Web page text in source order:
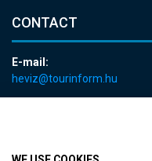
CONTACT
E-mail:
heviz@tourinform.hu